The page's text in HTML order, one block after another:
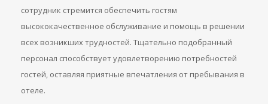
сотрудник стремится обеспечить гостям
высококачественное обслуживание и помощь в решении
всех возникших трудностей. Тщательно подобранный
персонал способствует удовлетворению потребностей
гостей, оставляя приятные впечатления от пребывания в
отеле.